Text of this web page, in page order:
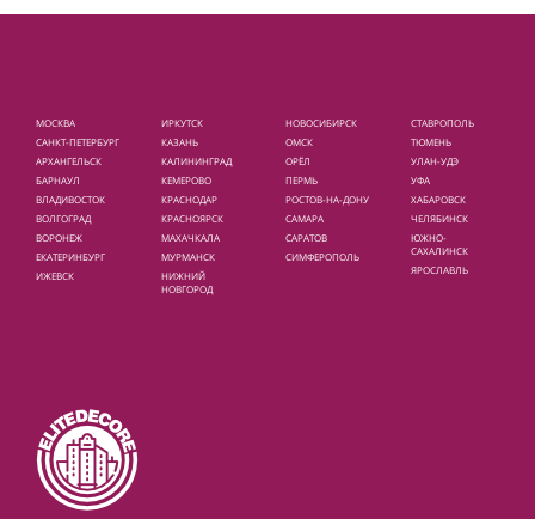
МОСКВА
САНКТ-ПЕТЕРБУРГ
АРХАНГЕЛЬСК
БАРНАУЛ
ВЛАДИВОСТОК
ВОЛГОГРАД
ВОРОНЕЖ
ЕКАТЕРИНБУРГ
ИЖЕВСК
ИРКУТСК
КАЗАНЬ
КАЛИНИНГРАД
КЕМЕРОВО
КРАСНОДАР
КРАСНОЯРСК
МАХАЧКАЛА
МУРМАНСК
НИЖНИЙ
НОВГОРОД
НОВОСИБИРСК
ОМСК
ОРЁЛ
ПЕРМЬ
РОСТОВ-НА-ДОНУ
САМАРА
САРАТОВ
СИМФЕРОПОЛЬ
СТАВРОПОЛЬ
ТЮМЕНЬ
УЛАН-УДЭ
УФА
ХАБАРОВСК
ЧЕЛЯБИНСК
ЮЖНО-
САХАЛИНСК
ЯРОСЛАВЛЬ